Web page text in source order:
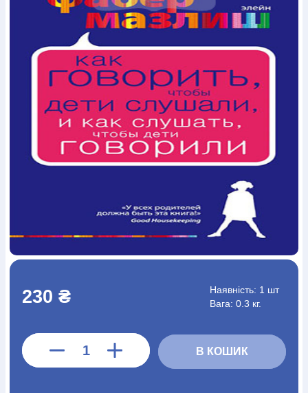
Богослов`я Шлюб і сім`яЮдаїзм
Супутні товари
Аудіо
Закладки для книгФутболкиБрелокиСумкиБіжутерія
БлокнотиЩоденники / щотижневикиВироби з дерева
Вироби з кераміки і глиниВироби з срібла
Картини
Навчальні мапиШкіряні виробиМагнітиМеталеві
Міні-лампиНаклейкиНастільні ігриПакети
подарункові
ПлакатиПластмасові вироби
Хустки
Подарункові карткиРозвиваючі ігриРепринти
ЗошитиФотокартиниЧохли на БибліїГоловні убори
Пазли
Книга в комплекті
За додатковою інформацією дзвоніть за номером:
(097) 880-6379
Ми у Facebook
230 ₴ Наявність: 1 шт
Вага: 0.3 кг.
В КОШИК